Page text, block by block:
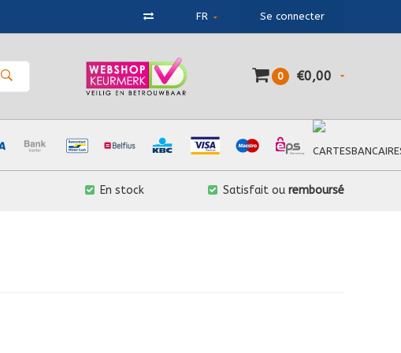
FR Se connecter
0 €0,00
En stock Satisfait ou remboursé